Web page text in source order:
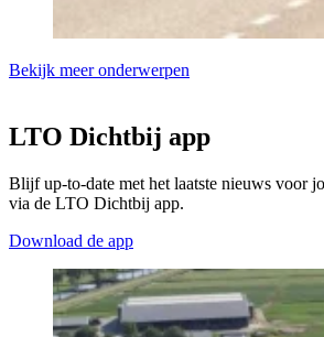
Bekijk meer onderwerpen
LTO Dichtbij app
Blijf up-to-date met het laatste nieuws voor
via de LTO Dichtbij app.
Download de app